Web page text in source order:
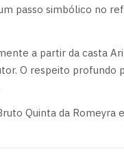
passo simbólico no
a partir da casta
O respeito profundo
Quinta da Romeyra